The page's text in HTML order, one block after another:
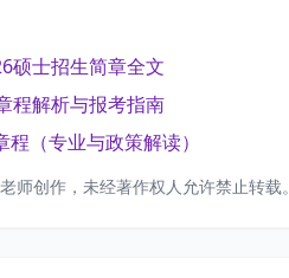
硕士招生简章全文
程解析与报考指南
（专业与政策解读）
创作，未经著作权人允许禁止转载。